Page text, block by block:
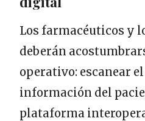
Los farmacéuticos y
deberán
operativo: escanear
información del
plataforma